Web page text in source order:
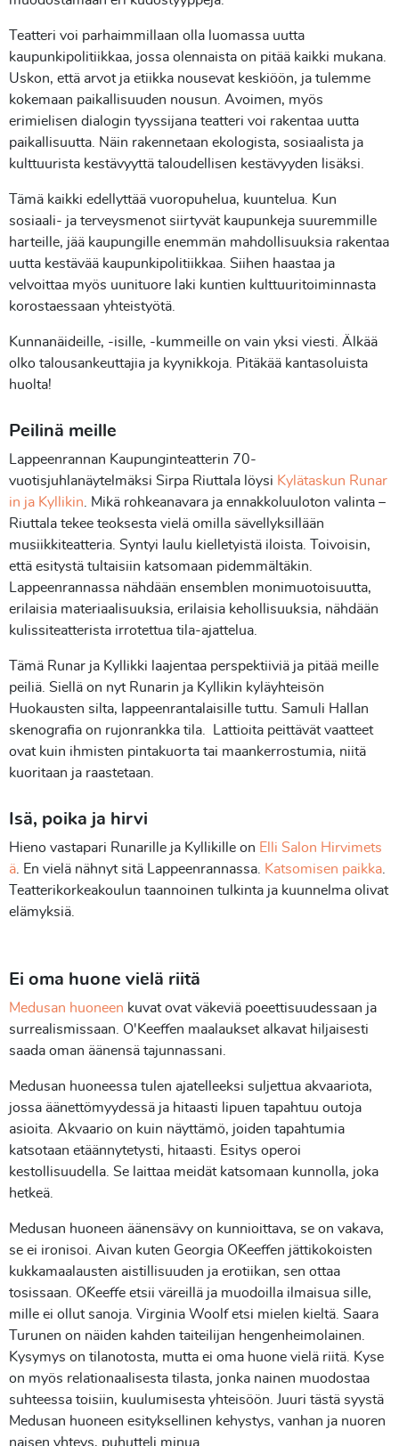
Teatteri voi parhaimmillaan olla luomassa uutta
kaupunkipolitiikkaa, jossa olennaista on pitää kaikki mukana.
Uskon, että arvot ja etiikka nousevat keskiöön, ja tulemme
kokemaan paikallisuuden nousun. Avoimen, myös
erimielisen dialogin tyyssijana teatteri voi rakentaa uutta
paikallisuutta. Näin rakennetaan ekologista, sosiaalista ja
kulttuurista kestävyyttä taloudellisen kestävyyden lisäksi.
Tämä kaikki edellyttää vuoropuhelua, kuuntelua. Kun
sosiaali- ja terveysmenot siirtyvät kaupunkeja suuremmille
harteille, jää kaupungille enemmän mahdollisuuksia rakentaa
uutta kestävää kaupunkipolitiikkaa. Siihen haastaa ja
velvoittaa myös uunituore laki kuntien kulttuuritoiminnasta
korostaessaan yhteistyötä.
Kunnanäideille, -isille, -kummeille on vain yksi viesti. Älkää
olko talousankeuttajia ja kyynikkoja. Pitäkää kantasoluista
huolta!
Peilinä meille
Lappeenrannan Kaupunginteatterin 70-
vuotisjuhlanäytelmäksi Sirpa Riuttala löysi Kylätaskun Runar
in ja Kyllikin . Mikä rohkeanavara ja ennakkoluuloton valinta –
Riuttala tekee teoksesta vielä omilla sävellyksillään
musiikkiteatteria. Syntyi laulu kielletyistä iloista. Toivoisin,
että esitystä tultaisiin katsomaan pidemmältäkin.
Lappeenrannassa nähdään ensemblen monimuotoisuutta,
erilaisia materiaalisuuksia, erilaisia kehollisuuksia, nähdään
kulissiteatterista irrotettua tila-ajattelua.
Tämä Runar ja Kyllikki laajentaa perspektiiviä ja pitää meille
peiliä. Siellä on nyt Runarin ja Kyllikin kyläyhteisön
Huokausten silta, lappeenrantalaisille tuttu. Samuli Hallan
skenografia on rujonrankka tila. Lattioita peittävät vaatteet
ovat kuin ihmisten pintakuorta tai maankerrostumia, niitä
kuoritaan ja raastetaan.
Isä, poika ja hirvi
Hieno vastapari Runarille ja Kyllikille on Elli Salon Hirvimets
ä . En vielä nähnyt sitä Lappeenrannassa. Katsomisen paikka
Teatterikorkeakoulun taannoinen tulkinta ja kuunnelma olivat
elämyksiä.
Ei oma huone vielä riitä
Medusan huoneen kuvat ovat väkeviä poeettisuudessaan ja
surrealismissaan. O'Keeffen maalaukset alkavat hiljaisesti
saada oman äänensä tajunnassani.
Medusan huoneessa tulen ajatelleeksi suljettua akvaariota,
jossa äänettömyydessä ja hitaasti lipuen tapahtuu outoja
asioita. Akvaario on kuin näyttämö, joiden tapahtumia
katsotaan etäännytetysti, hitaasti. Esitys operoi
kestollisuudella. Se laittaa meidät katsomaan kunnolla, joka
hetkeä.
Medusan huoneen äänensävy on kunnioittava, se on vakava,
se ei ironisoi. Aivan kuten Georgia O´Keeffen jättikokoisten
kukkamaalausten aistillisuuden ja erotiikan, sen ottaa
tosissaan. O´Keeffe etsii väreillä ja muodoilla ilmaisua sille,
mille ei ollut sanoja. Virginia Woolf etsi mielen kieltä. Saara
Turunen on näiden kahden taiteilijan hengenheimolainen.
Kysymys on tilanotosta, mutta ei oma huone vielä riitä. Kyse
on myös relationaalisesta tilasta, jonka nainen muodostaa
suhteessa toisiin, kuulumisesta yhteisöön. Juuri tästä syystä
Medusan huoneen esityksellinen kehystys, vanhan ja nuoren
naisen yhteys, puhutteli minua.